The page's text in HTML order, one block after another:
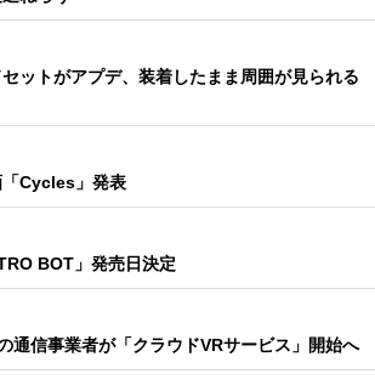
ットがアプデ、装着したまま周囲が見られる
Cycles」発表
BOT」発売日決定
通信事業者が「クラウドVRサービス」開始へ